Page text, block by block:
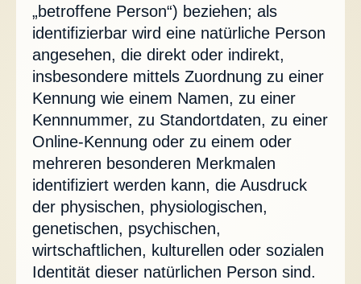
„betroffene Person“) beziehen; als
identifizierbar wird eine natürliche Person
angesehen, die direkt oder indirekt,
insbesondere mittels Zuordnung zu einer
Kennung wie einem Namen, zu einer
Kennnummer, zu Standortdaten, zu einer
Online-Kennung oder zu einem oder
mehreren besonderen Merkmalen
identifiziert werden kann, die Ausdruck
der physischen, physiologischen,
genetischen, psychischen,
wirtschaftlichen, kulturellen oder sozialen
Identität dieser natürlichen Person sind.